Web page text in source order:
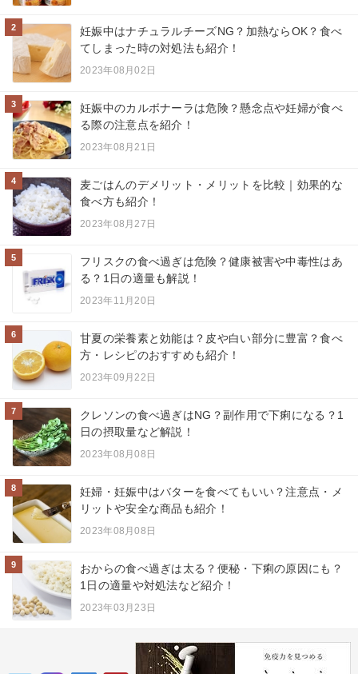
2
妊娠中はナチュラルチーズNG？加熱ならOK？食べ
てしまった時の対処法も紹介！
2023年08月02日
3
妊娠中のカルボナーラは危険？懸念点や妊婦が食べ
る際の注意点を紹介！
2023年08月21日
4
麦ごはんのデメリット・メリットを比較｜効果的な
食べ方も紹介！
2023年08月27日
5
フリスクの食べ過ぎは危険？健康被害や中毒性はあ
る？1日の適量も解説！
2023年11月20日
6
甘夏の栄養素と効能は？皮や白い部分に豊富？食べ
方・レシピのおすすめも紹介！
2023年09月22日
7
クレソンの食べ過ぎはNG？副作用で下痢になる？1
日の摂取量など解説！
2023年08月08日
8
妊婦・妊娠中はバターを食べてもいい？注意点・メ
リットや安全な商品も紹介！
2023年08月08日
9
おからの食べ過ぎは太る？便秘・下痢の原因にも？
1日の適量や対処法など紹介！
2023年03月23日